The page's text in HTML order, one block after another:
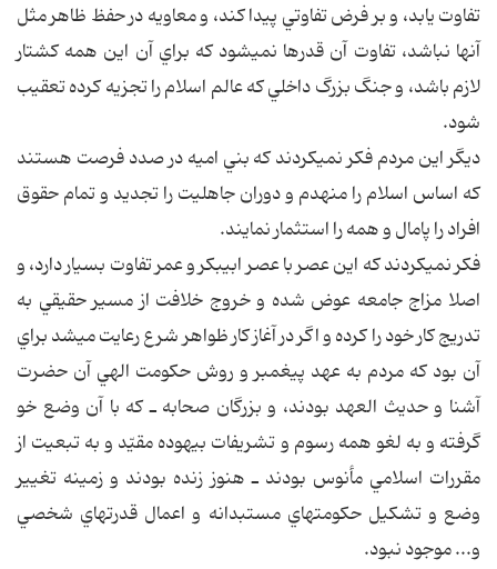
تفاوت يابد، و بر فرض تفاوتي پيدا كند، و معاويه در حفظ ظاهر مثل
آنها نباشد، تفاوت آن قدرها نمي‎شود كه براي آن اين همه كشتار
لازم باشد، و جنگ بزرگ داخلي كه عالم اسلام را تجزيه كرده تعقيب
شود.
ديگر اين مردم فكر نمي‎كردند كه بني اميه در صدد فرصت هستند
كه اساس اسلام را منهدم و دوران جاهليت را تجديد و تمام حقوق
افراد را پامال و همه را استثمار نمايند.
فكر نمي‎كردند كه اين عصر با عصر ابي‎بكر و عمر تفاوت بسيار دارد، و
اصلا مزاج جامعه عوض شده و خروج خلافت از مسير حقيقي به
تدريج كار خود را كرده و اگر در آغاز كار ظواهر شرع رعايت مي‎شد براي
آن بود كه مردم به عهد پيغمبر و روش حكومت الهي آن حضرت
آشنا و حديث العهد بودند، و بزرگان صحابه ـ كه با آن وضع خو
گرفته و به لغو همه رسوم و تشريفات بيهوده مقيّد و به تبعيت از
مقررات اسلامي مأنوس بودند ـ هنوز زنده بودند و زمينه تغيير
وضع و تشكيل حكومتهاي مستبدانه و اعمال قدرتهاي شخصي
و... موجود نبود.